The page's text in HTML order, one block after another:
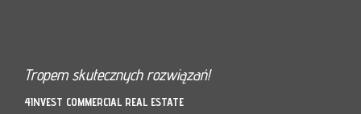
Tropem skutecznych rozwiązań!
4INVEST COMMERCIAL REAL ESTATE